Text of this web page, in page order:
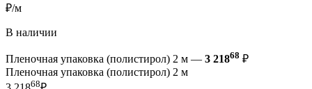
₽/м
В наличии
Пленочная упаковка (полистирол) 2 м — 3 21868 ₽
Пленочная упаковка (полистирол) 2 м
68